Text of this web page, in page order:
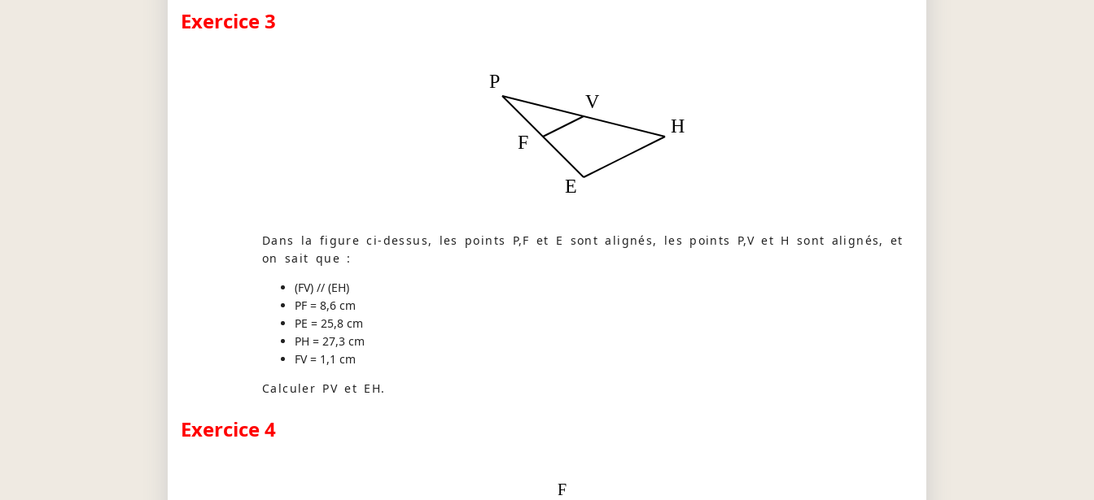
Exercice 3
H
P
E
F
V
Dans la figure ci-dessus, les points P,F et E sont alignés, les points P,V et H sont alignés, et
on sait que :
(FV) // (EH)
PF = 8,6 cm
PE = 25,8 cm
PH = 27,3 cm
FV = 1,1 cm
Calculer PV et EH.
Exercice 4
F